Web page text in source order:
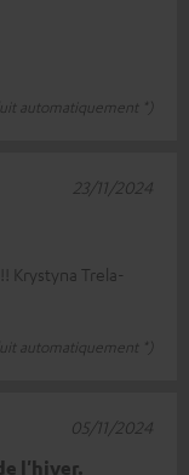
automatiquement *)
Krystyna Trela-
automatiquement *)
23/11/2024
l'hiver.
05/11/2024